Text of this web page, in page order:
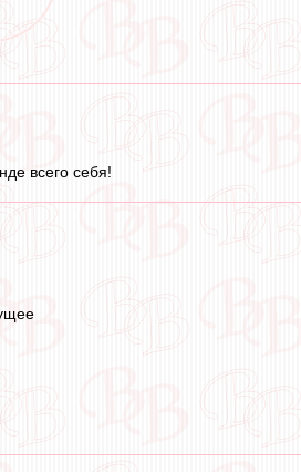
всего себя!